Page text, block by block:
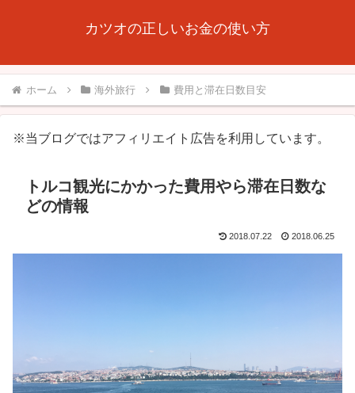
カツオの正しいお金の使い方
ホーム 海外旅行 費用と滞在日数目安
※当ブログではアフィリエイト広告を利用しています。
トルコ観光にかかった費用やら滞在日数な
どの情報
2018.07.22 2018.06.25